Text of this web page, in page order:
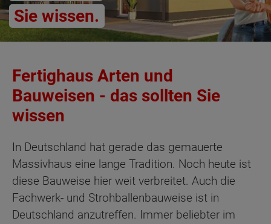
Sie wissen.
Fertighaus Arten und
Bauweisen - das sollten Sie
wissen
In Deutschland hat gerade das gemauerte
Massivhaus eine lange Tradition. Noch heute ist
diese Bauweise hier weit verbreitet. Auch die
Fachwerk- und Strohballenbauweise ist in
Deutschland anzutreffen. Immer beliebter im